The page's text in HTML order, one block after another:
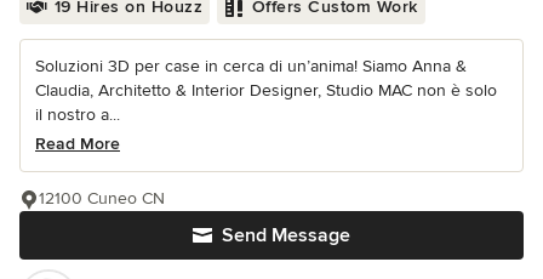
19 Hires on Houzz Offers Custom Work
Soluzioni 3D per case in cerca di un’anima! Siamo Anna &
Claudia, Architetto & Interior Designer, Studio MAC non è solo
il nostro a...
Read More
Send Message
12100 Cuneo CN